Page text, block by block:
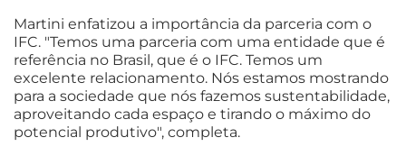
Martini enfatizou a importância da parceria com o
IFC. "Temos uma parceria com uma entidade que é
referência no Brasil, que é o IFC. Temos um
excelente relacionamento. Nós estamos mostrando
para a sociedade que nós fazemos sustentabilidade,
aproveitando cada espaço e tirando o máximo do
potencial produtivo", completa.